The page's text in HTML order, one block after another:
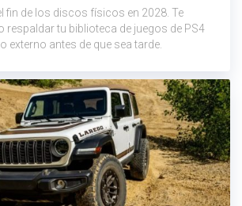
fin de los discos físicos en 2028. Te
tu biblioteca de juegos de PS4
externo antes de que sea tarde.